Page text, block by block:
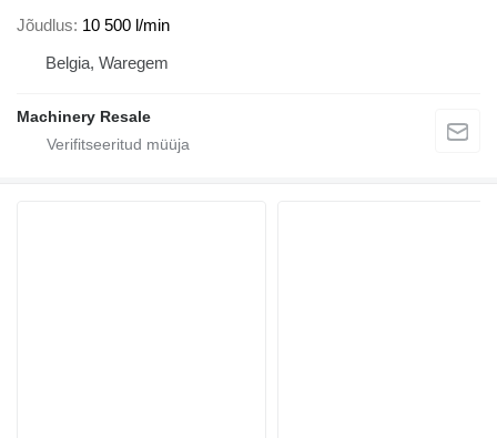
Jõudlus 10 500 l/min
Belgia, Waregem
Machinery Resale